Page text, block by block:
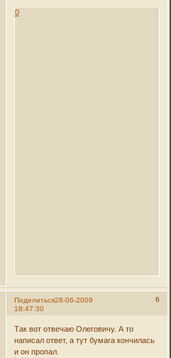
0
Поделиться 6
28-06-2009
18:47:30
Так вот отвечаю Олеговичу. А то
написал ответ, а тут бумага кончилась
и он пропал.